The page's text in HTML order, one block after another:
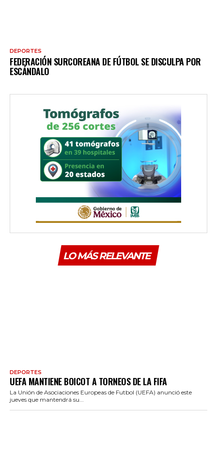
DEPORTES
FEDERACIÓN SURCOREANA DE FÚTBOL SE DISCULPA POR
ESCÁNDALO
LO MÁS RELEVANTE
DEPORTES
UEFA MANTIENE BOICOT A TORNEOS DE LA FIFA
La Unión de Asociaciones Europeas de Futbol (UEFA) anunció este
jueves que mantendrá su...